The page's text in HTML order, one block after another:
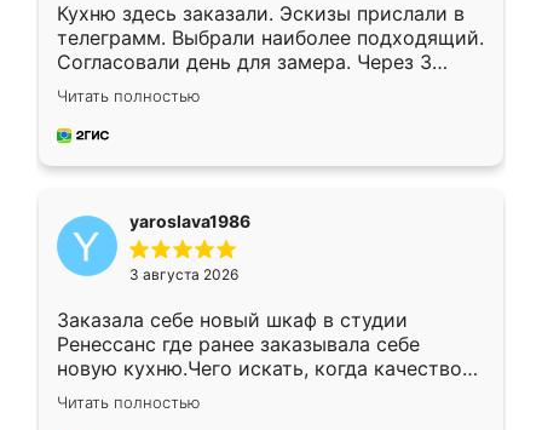
Кухню здесь заказали. Эскизы прислали в
телеграмм. Выбрали наиболее подходящий.
Согласовали день для замера. Через 3
недели кухня была уже готова. Остались
довольны работой. Спасибо Ренессанс
мебель за качественную работу!
Читать полностью
yaroslava1986
3 августа 2026
Заказала себе новый шкаф в студии
Ренессанс где ранее заказывала себе
новую кухню.Чего искать, когда качеством
вполне довольна. Служит кухня уже почти
два года, нареканий нет.
Читать полностью